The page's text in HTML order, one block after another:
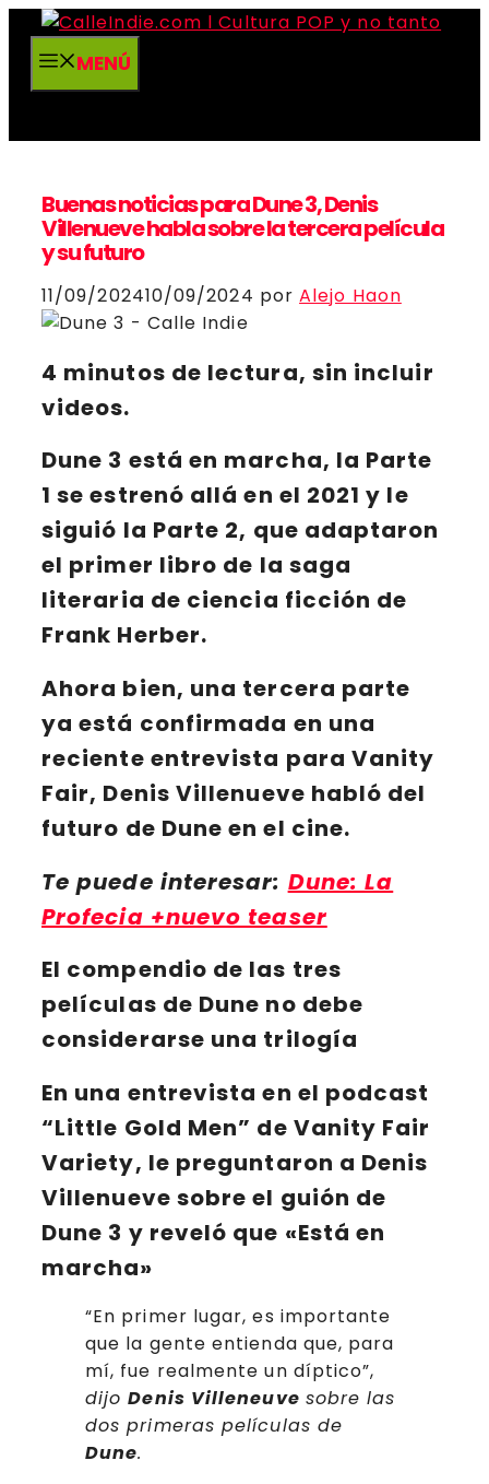
Saltar
contenidoMENÚ
Buenas noticias para Dune 3, Denis
Villenueve habla sobre la tercera película
y su futuro
11/09/202410/09/2024 porAlejo Haon
4 minutos de lectura, sin incluir
videos.
Dune 3 está en marcha, la Parte
1 se estrenó allá en el 2021 y le
siguió la Parte 2, que adaptaron
el primer libro de la saga
literaria de ciencia ficción de
Frank Herber.
Ahora bien, una tercera parte
ya está confirmada en una
reciente entrevista para Vanity
Fair, Denis Villenueve habló del
futuro de Dune en el cine.
Te puede interesar: Dune: La
Profecia +nuevo teaser
El compendio de las tres
películas de Dune no debe
considerarse una trilogía
En una entrevista en el podcast
“Little Gold Men” de Vanity Fair
Variety, le preguntaron a Denis
Villenueve sobre el guión de
Dune 3 y reveló que «Está en
marcha»
“En primer lugar, es importante
que la gente entienda que, para
mí, fue realmente un díptico”,
dijoDenis Villeneuve sobre las
dos primeras películas de
Dune.